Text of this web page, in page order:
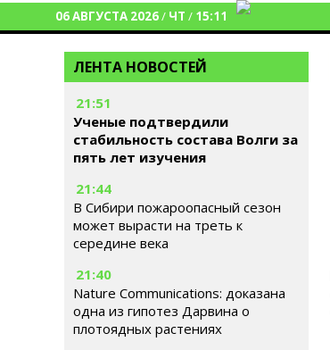
06 АВГУСТА 2026/ ЧТ / 15:11
ЛЕНТА НОВОСТЕЙ
21:51
Ученые подтвердили
стабильность состава Волги за
пять лет изучения
21:44
В Сибири пожароопасный сезон
может вырасти на треть к
середине века
21:40
Nature Communications: доказана
одна из гипотез Дарвина о
плотоядных растениях